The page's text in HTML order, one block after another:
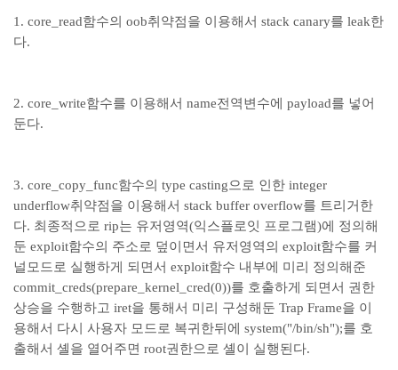
1. core_read함수의 oob취약점을 이용해서 stack canary를 leak한
다.
2. core_write함수를 이용해서 name전역변수에 payload를 넣어
둔다.
3. core_copy_func함수의 type casting으로 인한 integer
underflow취약점을 이용해서 stack buffer overflow를 트리거한
다. 최종적으로 rip는 유저영역(익스플로잇 프로그램)에 정의해
둔 exploit함수의 주소로 덮이면서 유저영역의 exploit함수를 커
널모드로 실행하게 되면서 exploit함수 내부에 미리 정의해준
commit_creds(prepare_kernel_cred(0))를 호출하게 되면서 권한
상승을 수행하고 iret을 통해서 미리 구성해둔 Trap Frame을 이
용해서 다시 사용자 모드로 복귀한뒤에 system("/bin/sh");를 호
출해서 셸을 열어주면 root권한으로 셸이 실행된다.